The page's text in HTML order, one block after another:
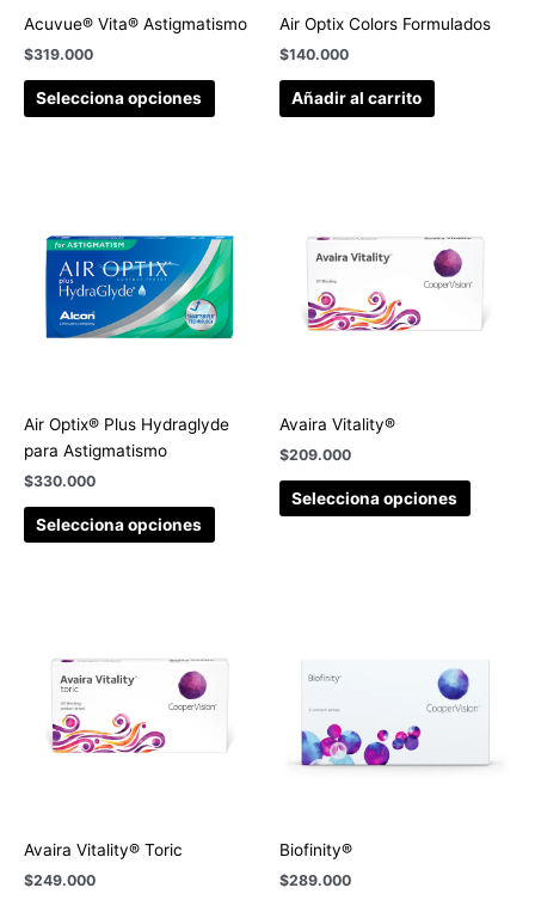
Acuvue® Vita® Astigmatismo
$319.000
Selecciona opciones
Air Optix Colors Formulados
$140.000
Añadir al carrito
Air Optix® Plus Hydraglyde
para Astigmatismo
$330.000
Selecciona opciones
Avaira Vitality®
$209.000
Selecciona opciones
Avaira Vitality® Toric
$249.000
Biofinity®
$289.000